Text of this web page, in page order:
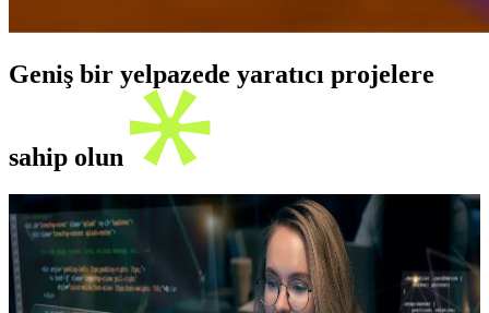
Geniş bir yelpazede yaratıcı projelere
sahip olun